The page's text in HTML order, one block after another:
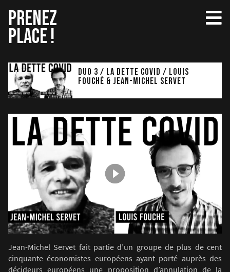
contenu
PRENEZ
PLACE !
Duo 3 / LA DETTE COVID / Louis
Fouché & Jean-Michel Servet
Jean-Michel Servet fait partie d’un groupe de plus de cent
cinquante économistes européens ayant porté auprès des
décideurs européens une proposition d’annulation de la